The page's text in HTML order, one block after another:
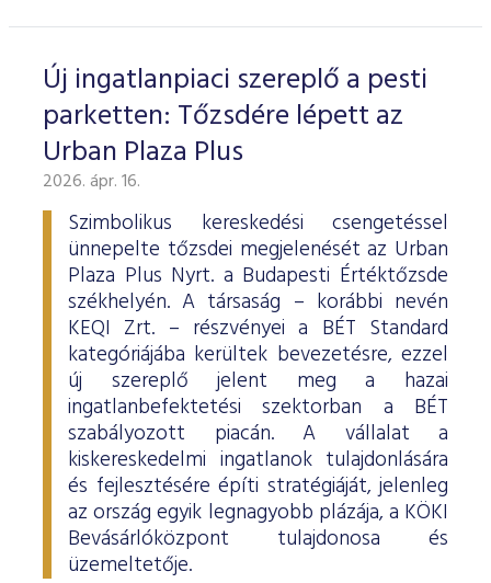
Új ingatlanpiaci szereplő a pesti
parketten: Tőzsdére lépett az
Urban Plaza Plus
2026. ápr. 16.
Szimbolikus kereskedési csengetéssel
ünnepelte tőzsdei megjelenését az Urban
Plaza Plus Nyrt. a Budapesti Értéktőzsde
székhelyén. A társaság – korábbi nevén
KEQI Zrt. – részvényei a BÉT Standard
kategóriájába kerültek bevezetésre, ezzel
új szereplő jelent meg a hazai
ingatlanbefektetési szektorban a BÉT
szabályozott piacán. A vállalat a
kiskereskedelmi ingatlanok tulajdonlására
és fejlesztésére építi stratégiáját, jelenleg
az ország egyik legnagyobb plázája, a KÖKI
Bevásárlóközpont tulajdonosa és
üzemeltetője.